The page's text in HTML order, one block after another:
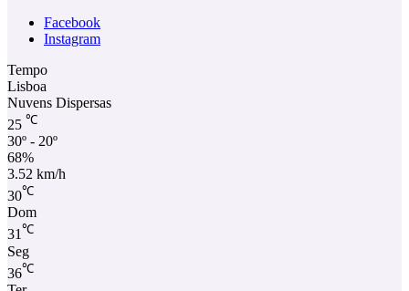
Facebook
Instagram
Tempo
Lisboa
Nuvens Dispersas
25 ℃
30º - 20º
68%
3.52 km/h
30℃
Dom
31℃
Seg
36℃